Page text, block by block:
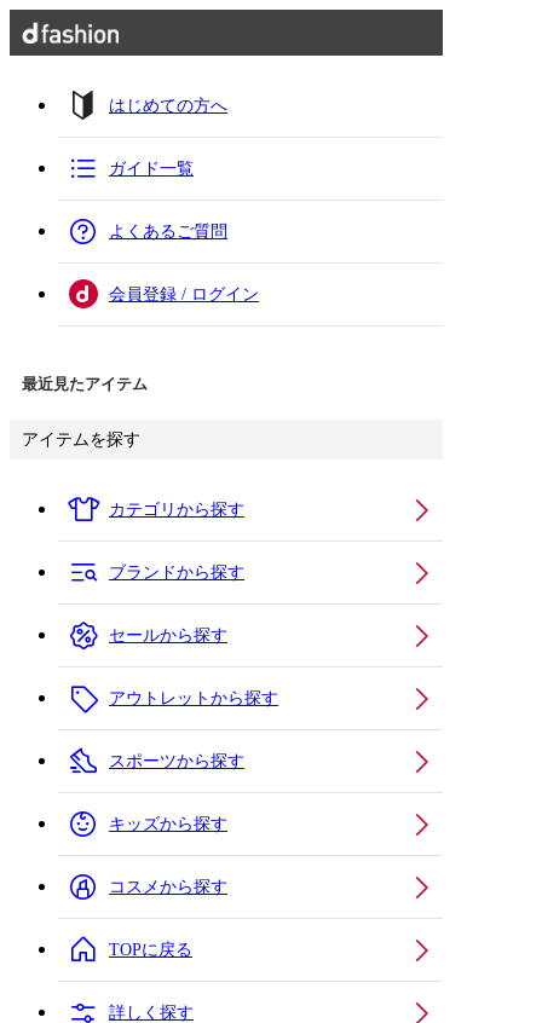
はじめての方へ
ガイド一覧
よくあるご質問
会員登録 / ログイン
最近見たアイテム
アイテムを探す
カテゴリから探す
ブランドから探す
セールから探す
アウトレットから探す
スポーツから探す
キッズから探す
コスメから探す
TOPに戻る
詳しく探す